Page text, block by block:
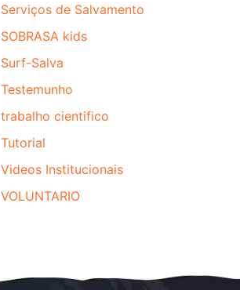
Serviços de Salvamento
SOBRASA kids
Surf-Salva
Testemunho
trabalho cientifico
Tutorial
Videos Institucionais
VOLUNTARIO